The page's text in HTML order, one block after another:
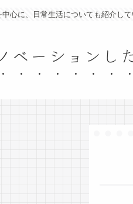
心に、日常生活についても紹介して
ーションし